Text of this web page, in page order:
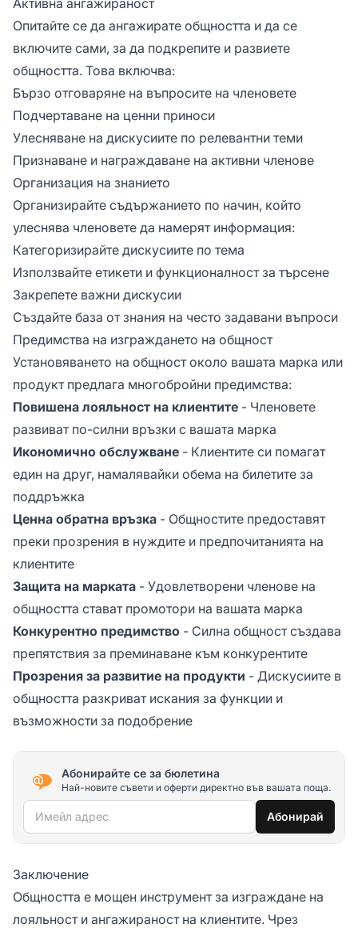
Опитайте се да ангажирате общността и да се
включите сами, за да подкрепите и развиете
общността. Това включва:
Бързо отговаряне на въпросите на членовете
Подчертаване на ценни приноси
Улесняване на дискусиите по релевантни теми
Признаване и награждаване на активни членове
Организация на знанието
Организирайте съдържанието по начин, който
улеснява членовете да намерят информация:
Категоризирайте дискусиите по тема
Използвайте етикети и функционалност за търсене
Закрепете важни дискусии
Създайте база от знания на често задавани въпроси
Предимства на изграждането на общност
Установяването на общност около вашата марка или
продукт предлага многобройни предимства:
Повишена лояльност на клиентите - Членовете
развиват по-силни връзки с вашата марка
Икономично обслужване - Клиентите си помагат
един на друг, намалявайки обема на билетите за
поддръжка
Ценна обратна връзка - Общностите предоставят
преки прозрения в нуждите и предпочитанията на
клиентите
Защита на марката - Удовлетворени членове на
общността стават промотори на вашата марка
Конкурентно предимство - Силна общност създава
препятствия за преминаване към конкурентите
Прозрения за развитие на продукти - Дискусиите в
общността разкриват искания за функции и
възможности за подобрение
Абонирайте се за бюлетина
Най-новите съвети и оферти директно във вашата поща.
Имейл адрес Абонирай
Заключение
Общността е мощен инструмент за изграждане на
лояльност и ангажираност на клиентите. Чрез